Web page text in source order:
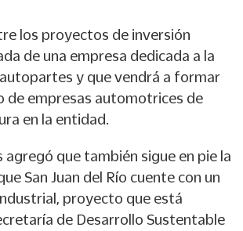
los proyectos de inversión
de una empresa dedicada a la
y que vendrá a formar
de empresas automotrices de
en la entidad.
agregó que también sigue en pie la
San Juan del Río cuente con un
proyecto que está
de Desarrollo Sustentable